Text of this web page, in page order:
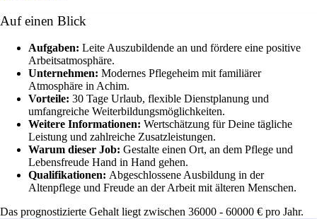
Auf einen Blick
Aufgaben: Leite Auszubildende an und fördere eine positive
Arbeitsatmosphäre.
Unternehmen: Modernes Pflegeheim mit familiärer
Atmosphäre in Achim.
Vorteile: 30 Tage Urlaub, flexible Dienstplanung und
umfangreiche Weiterbildungsmöglichkeiten.
Weitere Informationen: Wertschätzung für Deine tägliche
Leistung und zahlreiche Zusatzleistungen.
Warum dieser Job: Gestalte einen Ort, an dem Pflege und
Lebensfreude Hand in Hand gehen.
Qualifikationen: Abgeschlossene Ausbildung in der
Altenpflege und Freude an der Arbeit mit älteren Menschen.
Das prognostizierte Gehalt liegt zwischen 36000 - 60000 € pro Jahr.